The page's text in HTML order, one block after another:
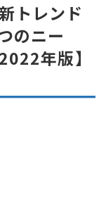
トレンド
のニー
年版】